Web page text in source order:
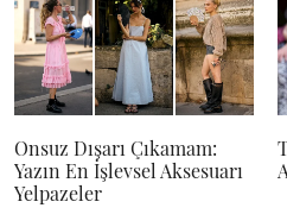
Onsuz Dışarı Çıkamam:
Yazın En İşlevsel Aksesuarı
Yelpazeler